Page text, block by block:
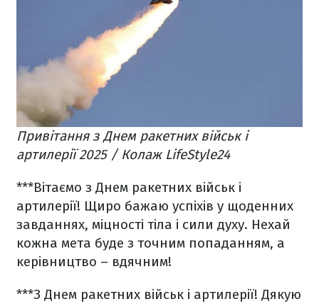
Привітання з Днем ракетних військ і
артилерії 2025 / Колаж LifeStyle24
***Вітаємо з Днем ракетних військ і
артилерії! Щиро бажаю успіхів у щоденних
завданнях, міцності тіла і сили духу. Нехай
кожна мета буде з точним попаданням, а
керівництво – вдячним!
***З Днем ракетних військ і артилерії! Дякую